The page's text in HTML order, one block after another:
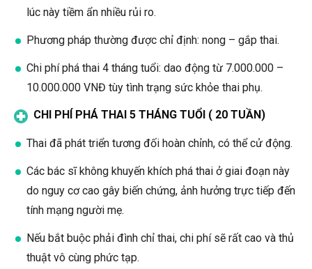
lúc này tiềm ẩn nhiều rủi ro.
Phương pháp thường được chỉ định: nong – gắp thai.
Chi phí phá thai 4 tháng tuổi: dao động từ 7.000.000 –
10.000.000 VNĐ tùy tình trạng sức khỏe thai phụ.
CHI PHÍ PHÁ THAI 5 THÁNG TUỔI ( 20 TUẦN)
Thai đã phát triển tương đối hoàn chỉnh, có thể cử động.
Các bác sĩ không khuyến khích phá thai ở giai đoạn này
do nguy cơ cao gây biến chứng, ảnh hưởng trực tiếp đến
tính mạng người mẹ.
Nếu bắt buộc phải đình chỉ thai, chi phí sẽ rất cao và thủ
thuật vô cùng phức tạp.